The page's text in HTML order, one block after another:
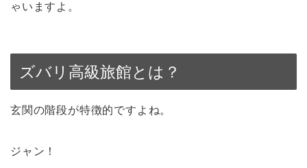
ゃいますよ。
ズバリ高級旅館とは？
玄関の階段が特徴的ですよね。
ジャン！